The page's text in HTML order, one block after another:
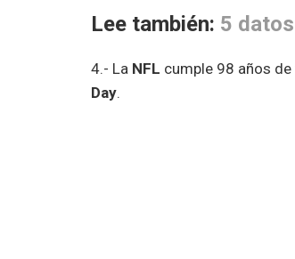
Lee también: 5
4.- La NFL cumple 98 años
Day.